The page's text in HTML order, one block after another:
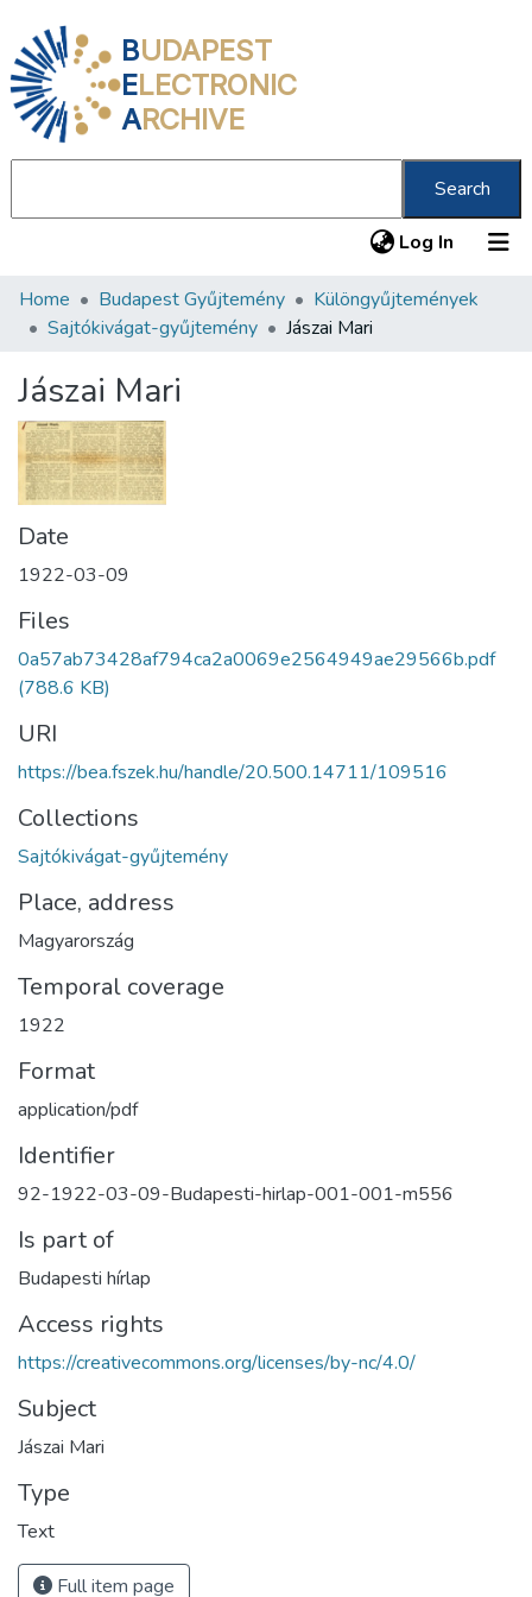
BUDAPEST
ELECTRONIC
ARCHIVE
Search
Log In (current)
Communities & Collections
Statistics
About us
Home Budapest Gyűjtemény
Különgyűjtemények
Sajtókivágat-gyűjtemény
Jászai Mari
Jászai Mari
Date
1922-03-09
Files
0a57ab73428af794ca2a0069e2564949ae29566b.pdf
(788.6 KB)
URI
https://bea.fszek.hu/handle/20.500.14711/109516
Collections
Sajtókivágat-gyűjtemény
Place, address
Magyarország
Temporal coverage
1922
Format
application/pdf
Identifier
92-1922-03-09-Budapesti-hirlap-001-001-m556
Is part of
Budapesti hírlap
Access rights
https://creativecommons.org/licenses/by-nc/4.0/
Subject
Jászai Mari
Type
Text
Full item page